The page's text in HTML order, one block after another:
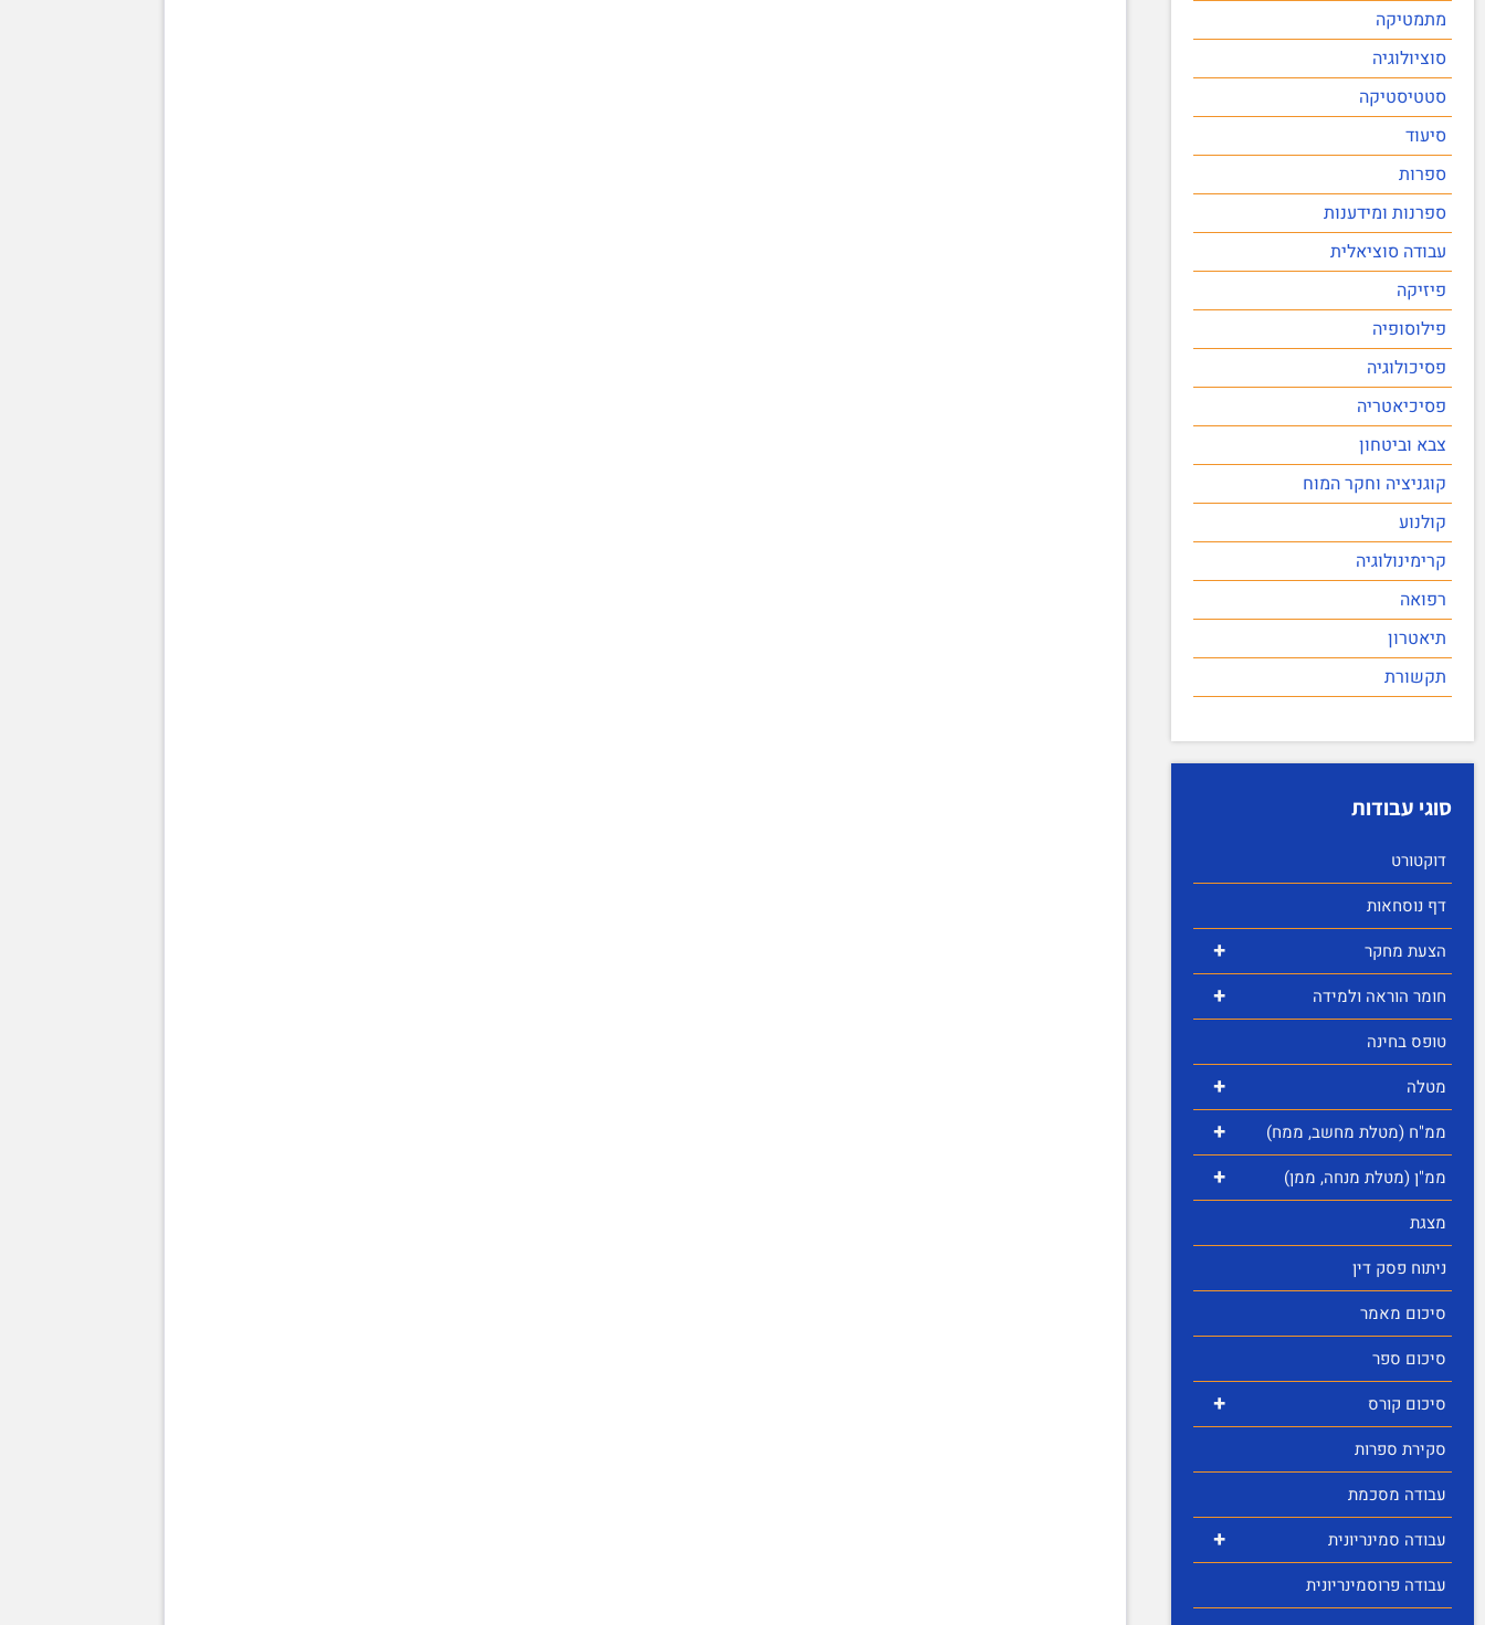
מתמטיקה
סוציולוגיה
סטטיסטיקה
סיעוד
ספרות
ספרנות ומידענות
עבודה סוציאלית
פיזיקה
פילוסופיה
פסיכולוגיה
פסיכיאטריה
צבא וביטחון
קוגניציה וחקר המוח
קולנוע
קרימינולוגיה
רפואה
תיאטרון
תקשורת
סוגי עבודות
דוקטורט
דף נוסחאות
+ הצעת מחקר
+
חומר הוראה ולמידה
טופס בחינה
+ מטלה
+ ממ"ח (מטלת מחשב, ממח)
+
ממ"ן (מטלת מנחה, ממן)
מצגת
ניתוח פסק דין
סיכום מאמר
סיכום ספר
+
סיכום קורס
סקירת ספרות
עבודה מסכמת
+
עבודה סמינריונית
עבודה פרוסמינריונית